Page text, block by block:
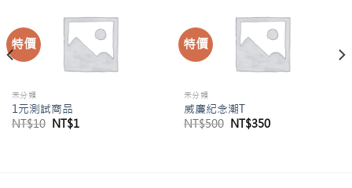
特價
未分類
1元測試商品
NT$10 NT$1
特價
未分類
威廉紀念潮T
NT$500 NT$350